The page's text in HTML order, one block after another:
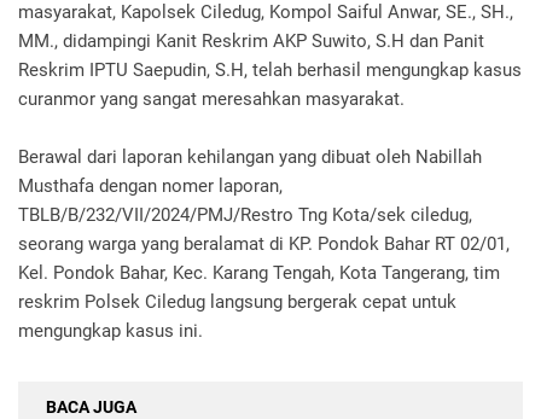
masyarakat, Kapolsek Ciledug, Kompol Saiful Anwar, SE., SH.,
MM., didampingi Kanit Reskrim AKP Suwito, S.H dan Panit
Reskrim IPTU Saepudin, S.H, telah berhasil mengungkap kasus
curanmor yang sangat meresahkan masyarakat.
Berawal dari laporan kehilangan yang dibuat oleh Nabillah
Musthafa dengan nomer laporan,
TBLB/B/232/VII/2024/PMJ/Restro Tng Kota/sek ciledug,
seorang warga yang beralamat di KP. Pondok Bahar RT 02/01,
Kel. Pondok Bahar, Kec. Karang Tengah, Kota Tangerang, tim
reskrim Polsek Ciledug langsung bergerak cepat untuk
mengungkap kasus ini.
BACA JUGA